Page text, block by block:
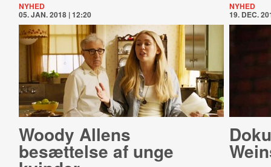
NYHED
05. JAN. 2018 | 12:20
Woody Allens
besættelse af unge
NYHED
19. DEC.